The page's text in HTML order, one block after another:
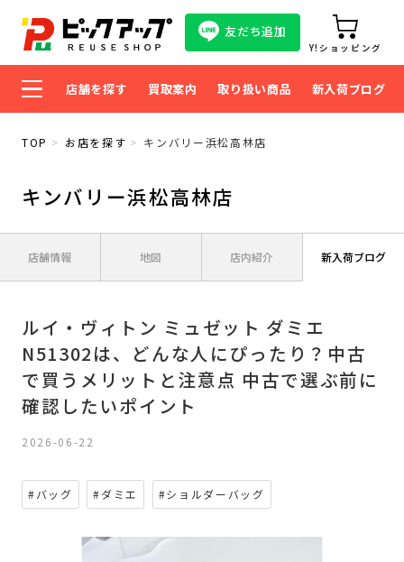
友だち追加
Y!ショッピング
店舗を探す 買取案内 取り扱い商品 新入荷ブログ
TOP お店を探す キンバリー浜松高林店
キンバリー浜松高林店
店舗情報 地図 店内紹介 新入荷ブログ
ルイ・ヴィトン ミュゼット ダミエ
N51302は、どんな人にぴったり？中古
で買うメリットと注意点 中古で選ぶ前に
確認したいポイント
2026-06-22
#バッグ #ダミエ #ショルダーバッグ